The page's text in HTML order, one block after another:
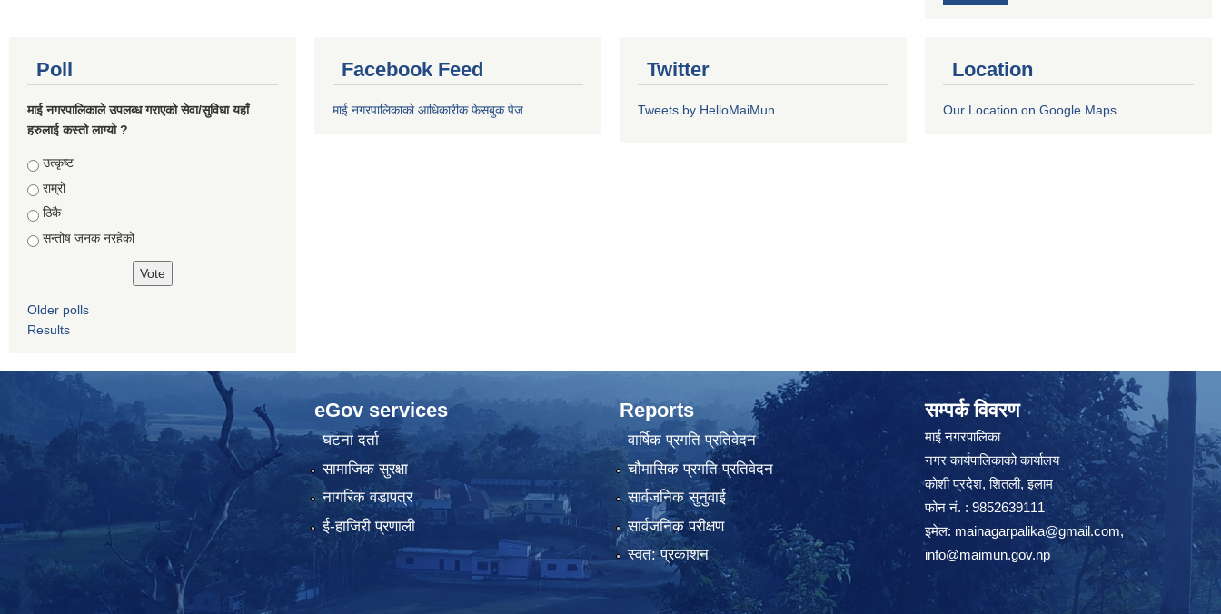
Poll
माई नगरपालिकाले उपलब्ध गराएको सेवा/सुविधा यहाँ
हरुलाई कस्तो लाग्यो ?
Choices
उत्कृष्ट
राम्रो
ठिकै
सन्तोष जनक नरहेको
Older polls
Results
Facebook Feed
माई नगरपालिकाको आधिकारीक फेसबुक पेज
Twitter
Tweets by HelloMaiMun
Location
Our Location on Google Maps
eGov services
घटना दर्ता
सामाजिक सुरक्षा
नागरिक वडापत्र
ई-हाजिरी प्रणाली
Reports
वार्षिक प्रगति प्रतिवेदन
चौमासिक प्रगति प्रतिवेदन
सार्वजनिक सुनुवाई
सार्वजनिक परीक्षण
स्वत: प्रकाशन
सम्पर्क विवरण
माई नगरपालिका
नगर कार्यपालिकाको कार्यालय
कोशी प्रदेश, शितली, इलाम
फोन नं. : 9852639111
इमेल: mainagarpalika@gmail.com,
info@maimun.gov.np